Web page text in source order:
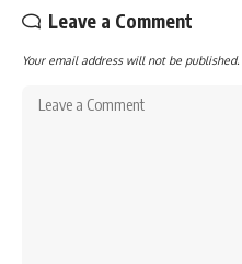
Leave a Comment
Your email address will not be published.